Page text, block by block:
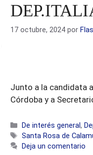
17 octubre, 2024 por
Junto a la candidata
Córdoba y a
Categorías
De interés general,
Etiquetas
Santa Rosa de
Deja un comentario